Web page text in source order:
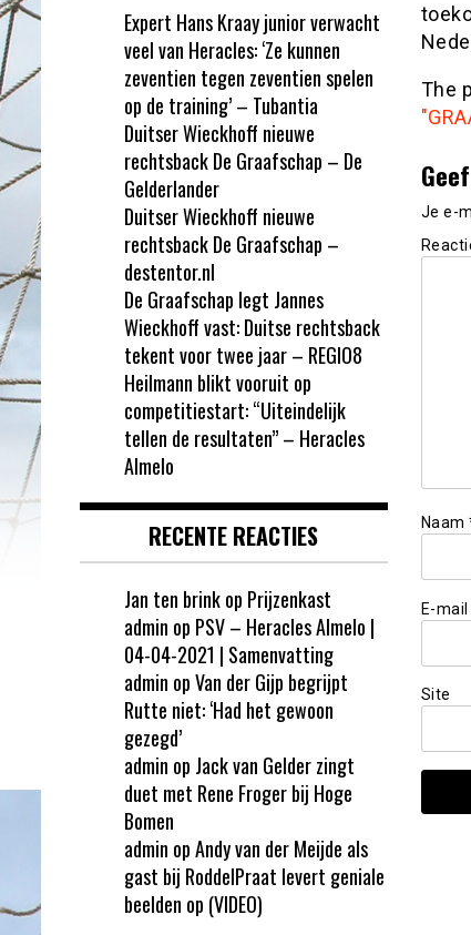
The
Je e-
Naam
E-mail
Site
Expert Hans Kraay junior verwacht
veel van Heracles: ‘Ze kunnen
zeventien tegen zeventien spelen
op de training’ – Tubantia
Duitser Wieckhoff nieuwe
rechtsback De Graafschap – De
Gelderlander
Duitser Wieckhoff nieuwe
rechtsback De Graafschap –
destentor.nl
De Graafschap legt Jannes
Wieckhoff vast: Duitse rechtsback
tekent voor twee jaar – REGIO8
Heilmann blikt vooruit op
competitiestart: “Uiteindelijk
tellen de resultaten” – Heracles
Almelo
RECENTE REACTIES
Jan ten brinkop Prijzenkast
admin op PSV – Heracles Almelo |
04-04-2021 | Samenvatting
admin opVan der Gijp begrijpt
Rutte niet: ‘Had het gewoon
gezegd’
admin op Jack van Gelder zingt
duet met Rene Froger bij Hoge
Bomen
admin opAndy van der Meijde als
gast bij RoddelPraat levert geniale
beelden op (VIDEO)